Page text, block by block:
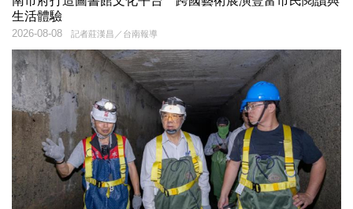
生活體驗
記者莊漢昌／台南報導
2026-08-08